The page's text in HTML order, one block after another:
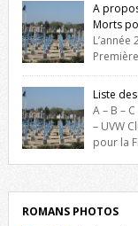
A
Morts
biographique veut
France durant ce
constituée des noms
l’Hôtel de Ville, du
Liste
A – B – C
– UVW
pour la
ROMANS PHOTOS